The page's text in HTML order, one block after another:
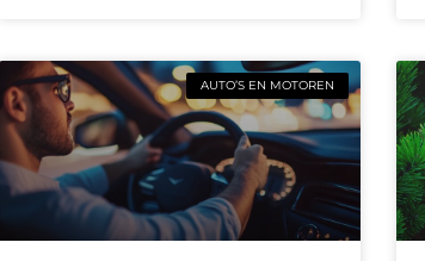
AUTO’S EN MOTOREN